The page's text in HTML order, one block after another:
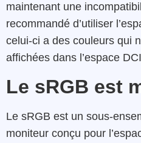
maintenant une
recommandé d’utiliser
celui-ci a des couleurs qui
affichées dans l’espace
Le sRGB est
Le sRGB est un sous-
moniteur conçu pour